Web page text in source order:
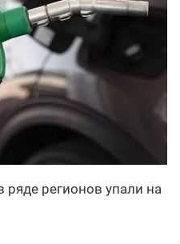
регионов упали на